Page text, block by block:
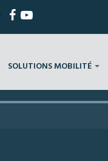
SOLUTIONS MOBILITÉ